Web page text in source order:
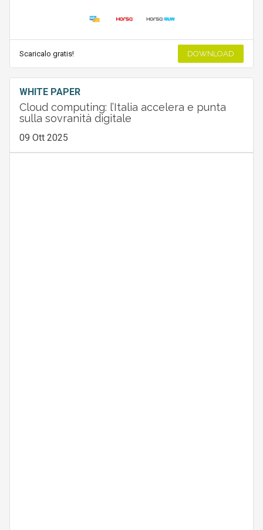
Scaricalo gratis! DOWNLOAD
WHITE PAPER
Cloud computing: l’Italia accelera e punta
sulla sovranità digitale
09 Ott 2025